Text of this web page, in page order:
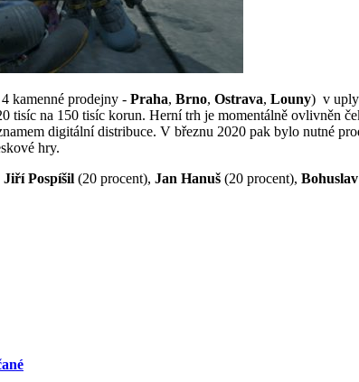
kamenné prodejny - Praha, Brno, Ostrava, Louny) v
na 150 tisíc korun. Herní trh je momentálně ovlivněn
digitální distribuce. V březnu 2020 pak bylo nutné
hry.
Jiří Pospíšil (20 procent), Jan Hanuš (20 procent),